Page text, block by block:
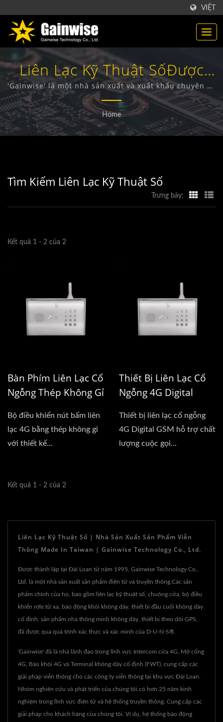
VIỆT
Liên Lạc Kỹ Thuật SốĐược
Tìm Kiếm | Nhà Sản Xuất
Sản Phẩm Viễn Thông Đài
Loan | Gainwise Technology
'Gainwise' là một nhà sản xuất và xuất khẩu chuyên về
thiết kế, phát triển và sản xuất các thiết bị không dây
cố định, Intercom cửa 4G, Mở cổng 4G và Báo khói 4G.
Home
Tìm Kiếm Liên Lạc Kỹ Thuật Số
Trưng bày:
Kết quả 1 - 2 của 2
Bàn Phím Liên Lạc Cổ
Ngỗng Thép Không Gỉ
Bộ điều khiển nút bấm liên
lạc 4G bằng thép không gỉ
với thiết kế...
Thiết Bị Liên Lạc Cổ
Ngỗng 4G Digital
Thiết bị liên lạc cổ ngỗng
4G Digital GSM hỗ trợ chất
lượng cuộc gọi...
Kết quả 1 - 2 của 2
Liên Lạc Kỹ Thuật Số | Nhà Sản Xuất Sản Phẩm Viễn
Thông Made In Taiwan | Gainwise Technology Co., Ltd.
Được thành lập tại Đài Loan từ năm 1995, Gainwise Technology Co.,
Ltd. là một nhà sản xuất sản phẩm điện tử và truyền thông.Các sản
phẩm chính của họ, bao gồm liên lạc kỹ thuật số, chuông cửa, bộ điều
khiển rơle từ xa, báo động khói không dây, thiết bị đầu cuối không dây
cố định, sản phẩm nhà thông minh không dây, thiết bị theo dõi GPS,
đã được qua quá trình xác thực và xác minh của D-U-N-S®.
'Gainwise' đã là nhà lãnh đạo trong lĩnh vực Intercom cửa 4G, Mở cổng
4G, Báo khói 4G và Terminal không dây cố định (FWT), cung cấp các
giải pháp viễn thông cho các công ty viễn thông tại khu vực Đài Loan.
Nhóm nghiên cứu và phát triển của chúng tôi có hơn 25 năm kinh
nghiệm trong lĩnh vực điện tử và hệ thống truyền thông. Cung cấp các
giải pháp cho khách hàng của chúng tôi. Ví dụ, hệ thống báo động